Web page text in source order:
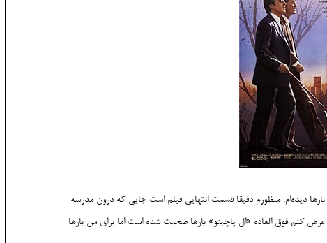
دیده‌ام. منظورم دقیقا قسمت انتهایی فیلم است جایی که درون مدرسه
کنم فوق العاده «ال پاچینو» بارها صحبت شده است اما برای من بارها